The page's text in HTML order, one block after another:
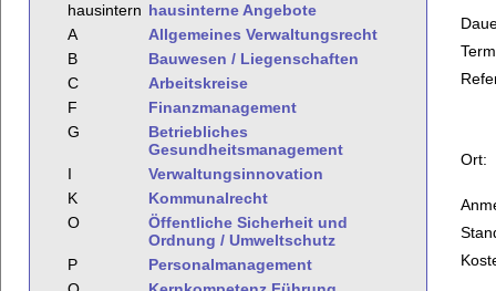
hausintern hausinterne Angebote
A
Allgemeines Verwaltungsrecht
B
Bauwesen / Liegenschaften
C
Arbeitskreise
F
Finanzmanagement
G
Betriebliches
Gesundheitsmanagement
I
Verwaltungsinnovation
K
Kommunalrecht
O
Öffentliche Sicherheit und
Ordnung / Umweltschutz
P
Personalmanagement
Ort: